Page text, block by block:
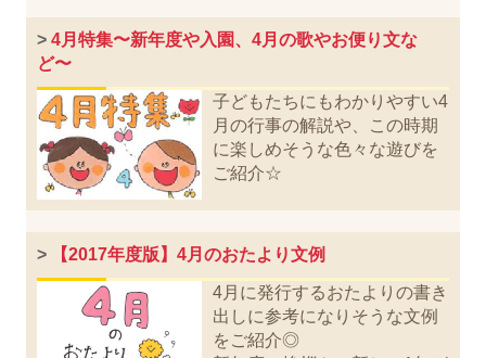
> 4月特集〜新年度や入園、4月の歌やお便り文な
ど〜
子どもたちにもわかりやすい4
月の行事の解説や、この時期
に楽しめそうな色々な遊びを
ご紹介☆
> 【2017年度版】4月のおたより文例
4月に発行するおたよりの書き
出しに参考になりそうな文例
をご紹介◎